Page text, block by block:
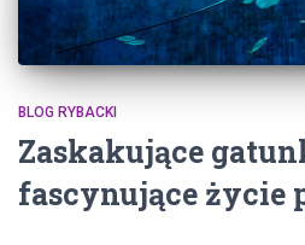
BLOG RYBACKI
Zaskakujące
fascynujące życie